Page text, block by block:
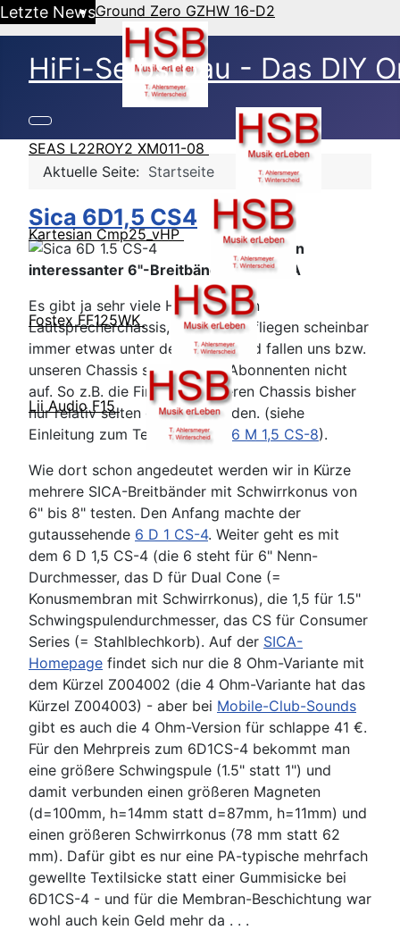
Letzte NewsGround Zero GZHW 16-D2
SEAS L22ROY2 XM011-08
Kartesian Cmp25_vHP
Fostex FF125WK
Lii Audio F15
HiFi-Selbstbau - Das DIY
Aktuelle Seite: Startseite
Sica 6D1,5 CS4
Noch ein
interessanter 6"-Breitbänder von SICA
Es gibt ja sehr viele Hersteller von
Lautsprecherchassis, aber einige fliegen scheinbar
immer etwas unter dem Radar und fallen uns bzw.
unseren Chassis spendenden Abonnenten nicht
auf. So z.B. die Firma SICA, deren Chassis bisher
nur relativ selten getestet wurden. (siehe
Einleitung zum Test desSICA 6 M 1,5 CS-8).
Wie dort schon angedeutet werden wir in Kürze
mehrere SICA-Breitbänder mit Schwirrkonus von
6" bis 8" testen. Den Anfang machte der
gutaussehende 6 D 1 CS-4. Weiter geht es mit
dem 6 D 1,5 CS-4 (die 6 steht für 6" Nenn-
Durchmesser, das D für Dual Cone (=
Konusmembran mit Schwirrkonus), die 1,5 für 1.5"
Schwingspulendurchmesser, das CS für Consumer
Series (= Stahlblechkorb). Auf der SICA-
Homepage findet sich nur die 8 Ohm-Variante mit
dem Kürzel Z004002 (die 4 Ohm-Variante hat das
Kürzel Z004003) - aber bei Mobile-Club-Sounds
gibt es auch die 4 Ohm-Version für schlappe 41 €.
Für den Mehrpreis zum 6D1CS-4 bekommt man
eine größere Schwingspule (1.5" statt 1") und
damit verbunden einen größeren Magneten
(d=100mm, h=14mm statt d=87mm, h=11mm) und
einen größeren Schwirrkonus (78 mm statt 62
mm). Dafür gibt es nur eine PA-typische mehrfach
gewellte Textilsicke statt einer Gummisicke bei
6D1CS-4 - und für die Membran-Beschichtung war
wohl auch kein Geld mehr da . . .